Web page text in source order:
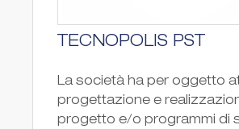
TECNOPOLIS PST
La società ha per oggetto
progettazione e
progetto e/o programmi di